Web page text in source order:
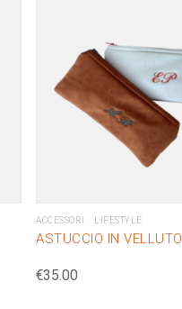
ACCESSORI LIFESTYLE
ASTUCCIO IN VELLUTO
€35.00